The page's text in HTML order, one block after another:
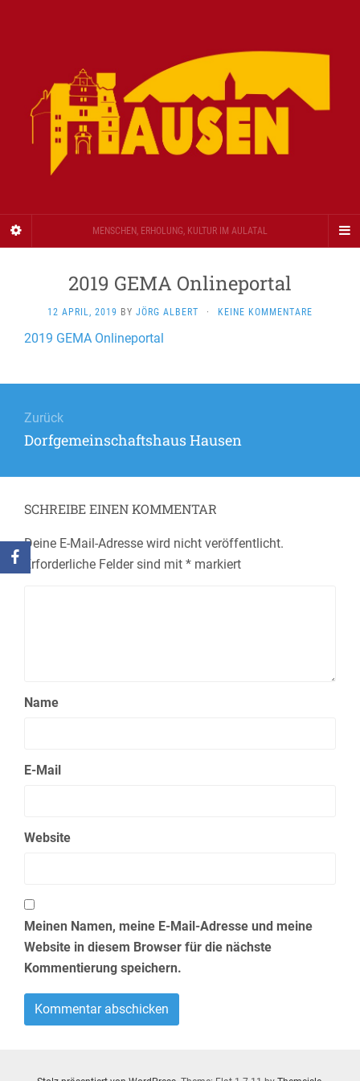
MENSCHEN, ERHOLUNG, KULTUR IM AULATAL
2019 GEMA Onlineportal
12 APRIL, 2019 BY JÖRG ALBERT · KEINE KOMMENTARE
2019 GEMA Onlineportal
Navigation
Zurück
Vorheriger
Dorfgemeinschaftshaus Hausen
SCHREIBE EINEN KOMMENTAR
Deine E-Mail-Adresse wird nicht veröffentlicht.
Erforderliche Felder sind mit * markiert
Name
E-Mail
Website
Meinen Namen, meine E-Mail-Adresse und meine
Website in diesem Browser für die nächste
Kommentierung speichern.